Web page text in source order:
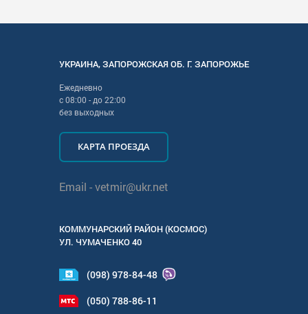
УКРАИНА,ЗАПОРОЖСКАЯОБ. Г. ЗАПОРОЖЬЕ
Ежедневно
с08:00 - до22:00
без выходных
КАРТА ПРОЕЗДА
Email -vetmir@ukr.net
КОММУНАРСКИЙ РАЙОН (КОСМОС)
УЛ. ЧУМАЧЕНКО 40
(098) 978-84-48
(050) 788-86-11